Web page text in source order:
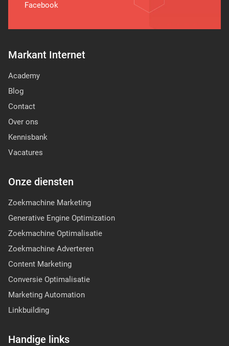
Markant Internet
Academy
Blog
Contact
Over ons
Kennisbank
Vacatures
Onze diensten
Zoekmachine Marketing
Generative Engine Optimization
Zoekmachine Optimalisatie
Zoekmachine Adverteren
Content Marketing
Conversie Optimalisatie
Marketing Automation
Linkbuilding
Handige links
Facebook